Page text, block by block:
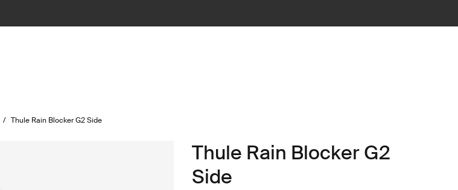
/ Thule Rain Blocker G2 Side
Thule Rain Blocker G2
Side